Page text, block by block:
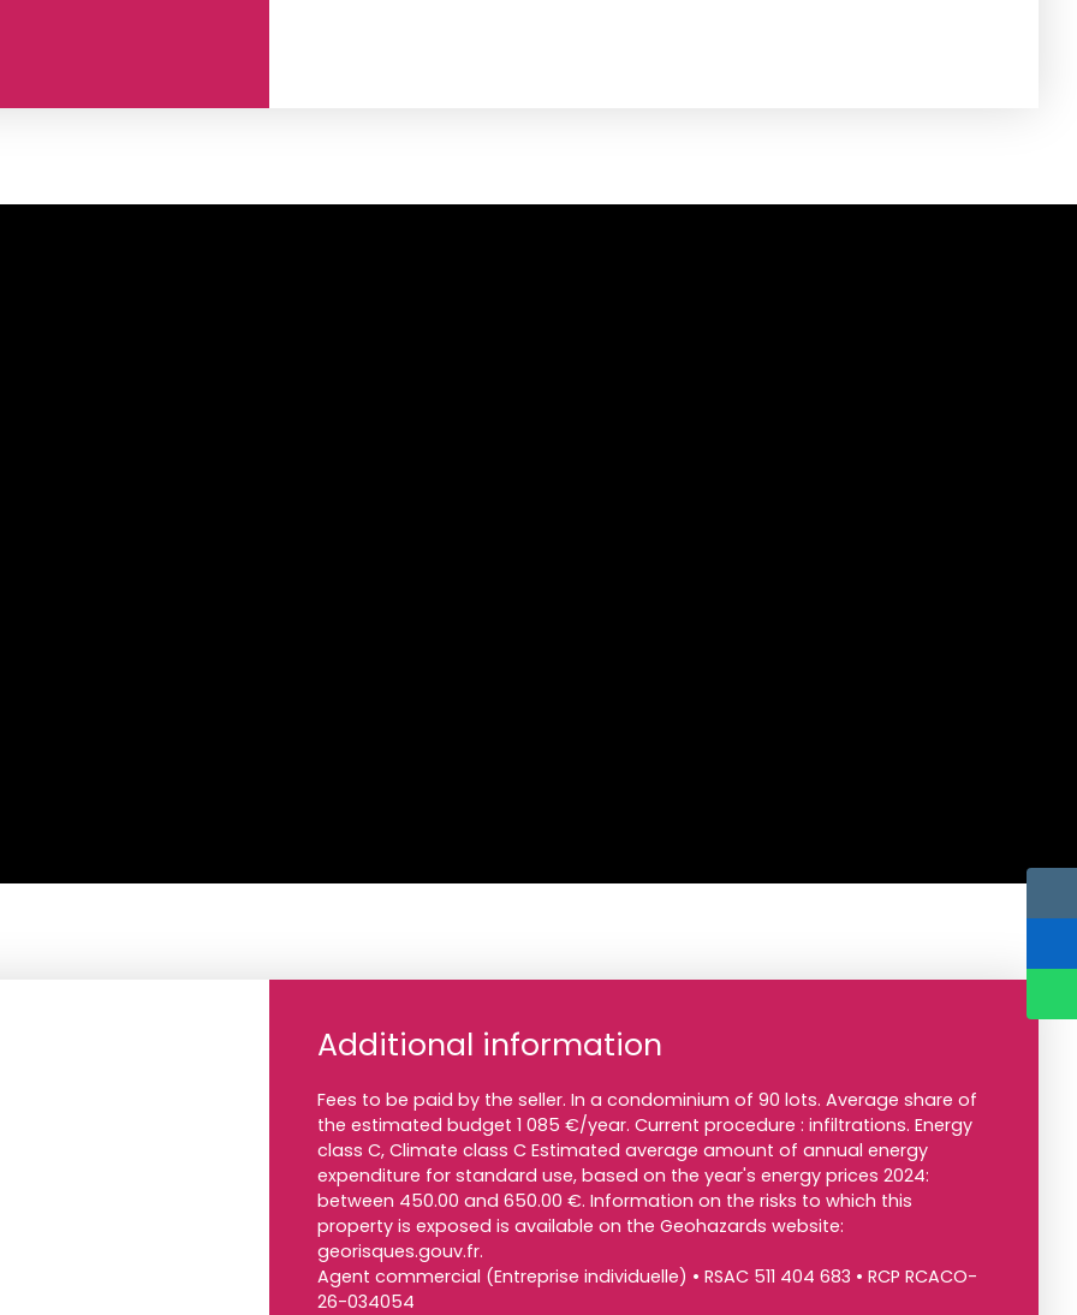
Additional information
Fees to be paid by the seller. In a condominium of 90 lots. Average share of
the estimated budget 1 085 €/year. Current procedure : infiltrations. Energy
class C, Climate class C Estimated average amount of annual energy
expenditure for standard use, based on the year's energy prices 2024:
between 450.00 and 650.00 €. Information on the risks to which this
property is exposed is available on the Geohazards website:
georisques.gouv.fr.
Agent commercial (Entreprise individuelle) • RSAC 511 404 683 • RCP RCACO-
26-034054